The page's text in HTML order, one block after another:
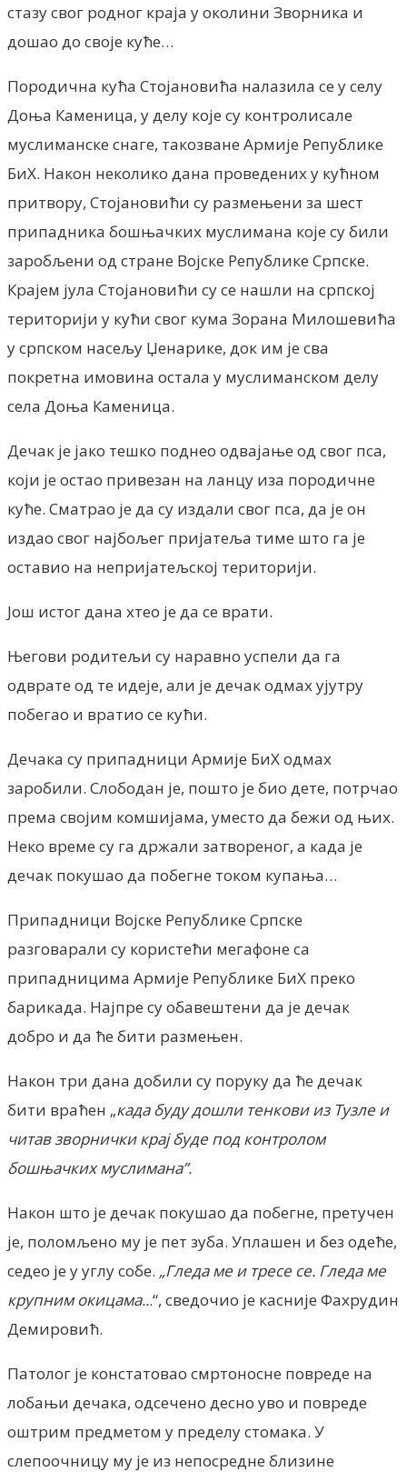
стазу свог родног краја у околини Зворника и
дошао до своје куће…
Породична кућа Стојановића налазила се у селу
Доња Каменица, у делу које су контролисале
муслиманске снаге, такозване Армије Републике
БиХ. Након неколико дана проведених у кућном
притвору, Стојановићи су размењени за шест
припадника бошњачких муслимана које су били
заробљени од стране Војске Републике Српске.
Крајем јула Стојановићи су се нашли на српској
територији у кући свог кума Зорана Милошевића
у српском насељу Џенарике, док им је сва
покретна имовина остала у муслиманском делу
села Доња Каменица.
Дечак је јако тешко поднео одвајање од свог пса,
који је остао привезан на ланцу иза породичне
куће. Сматрао је да су издали свог пса, да је он
издао свог најбољег пријатеља тиме што га је
оставио на непријатељској територији.
Још истог дана хтео је да се врати.
Његови родитељи су наравно успели да га
одврате од те идеје, али је дечак одмах ујутру
побегао и вратио се кући.
Дечака су припадници Армије БиХ одмах
заробили. Слободан је, пошто је био дете, потрчао
према својим комшијама, уместо да бежи од њих.
Неко време су га држали затвореног, а када је
дечак покушао да побегне током купања…
Припадници Војске Републике Српске
разговарали су користећи мегафоне са
припадницима Армије Републике БиХ преко
барикада. Најпре су обавештени да је дечак
добро и да ће бити размењен.
Након три дана добили су поруку да ће дечак
бити враћен „када буду дошли тенкови из Тузле и
читав зворнички крај буде под контролом
бошњачких муслимана”.
Након што је дечак покушао да побегне, претучен
је, поломљено му је пет зуба. Уплашен и без одеће,
седео је у углу собе. „Гледа ме и тресе се. Гледа ме
крупним окицама...“, сведочио је касније Фахрудин
Демировић.
Патолог је констатовао смртоносне повреде на
лобањи дечака, одсечено десно уво и повреде
оштрим предметом у пределу стомака. У
слепоочницу му је из непосредне близине